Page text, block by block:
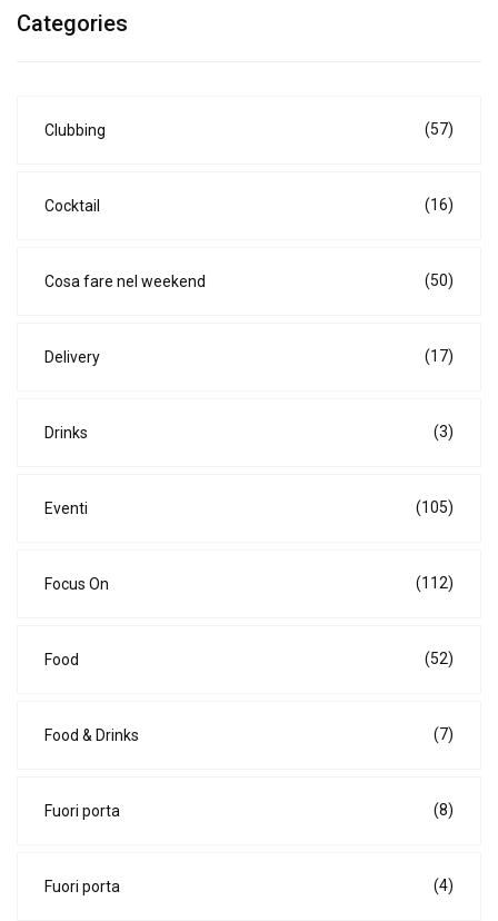
Categories
Clubbing (57)
Cocktail (16)
Cosa fare nel weekend (50)
Delivery (17)
Drinks (3)
Eventi (105)
Focus On (112)
Food (52)
Food & Drinks (7)
Fuori porta (8)
Fuori porta (4)